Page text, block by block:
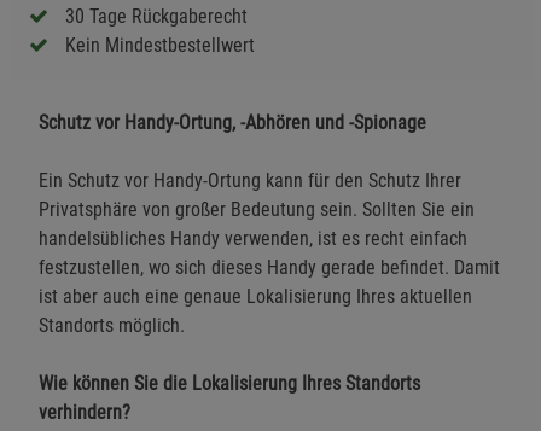
30 Tage Rückgaberecht
Kein Mindestbestellwert
Schutz vor Handy-Ortung, -Abhören und -Spionage
Ein Schutz vor Handy-Ortung kann für den Schutz Ihrer
Privatsphäre von großer Bedeutung sein. Sollten Sie ein
handelsübliches Handy verwenden, ist es recht einfach
festzustellen, wo sich dieses Handy gerade befindet. Damit
ist aber auch eine genaue Lokalisierung Ihres aktuellen
Standorts möglich.
Wie können Sie die Lokalisierung Ihres Standorts
verhindern?